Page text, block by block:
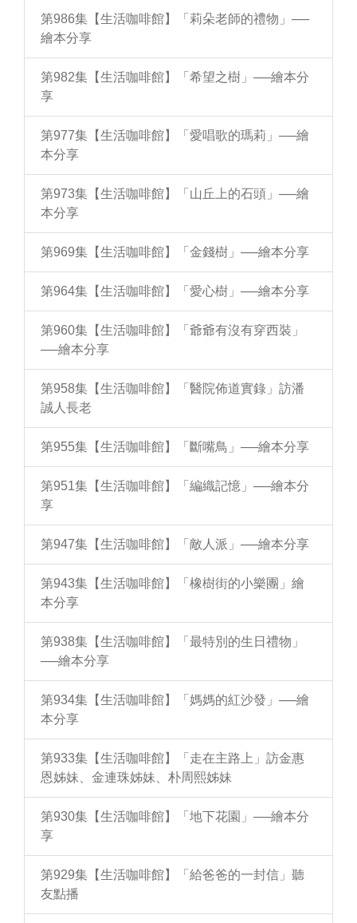
第986集【生活咖啡館】「莉朵老師的禮物」──
繪本分享
第982集【生活咖啡館】「希望之樹」──繪本分
享
第977集【生活咖啡館】「愛唱歌的瑪莉」──繪
本分享
第973集【生活咖啡館】「山丘上的石頭」──繪
本分享
第969集【生活咖啡館】「金錢樹」──繪本分享
第964集【生活咖啡館】「愛心樹」──繪本分享
第960集【生活咖啡館】「爺爺有沒有穿西裝」
──繪本分享
第958集【生活咖啡館】「醫院佈道實錄」訪潘
誠人長老
第955集【生活咖啡館】「斷嘴鳥」──繪本分享
第951集【生活咖啡館】「編織記憶」──繪本分
享
第947集【生活咖啡館】「敵人派」──繪本分享
第943集【生活咖啡館】「橡樹街的小樂團」繪
本分享
第938集【生活咖啡館】「最特別的生日禮物」
──繪本分享
第934集【生活咖啡館】「媽媽的紅沙發」──繪
本分享
第933集【生活咖啡館】「走在主路上」訪金惠
恩姊妹、金連珠姊妹、朴周熙姊妹
第930集【生活咖啡館】「地下花園」──繪本分
享
第929集【生活咖啡館】「給爸爸的一封信」聽
友點播